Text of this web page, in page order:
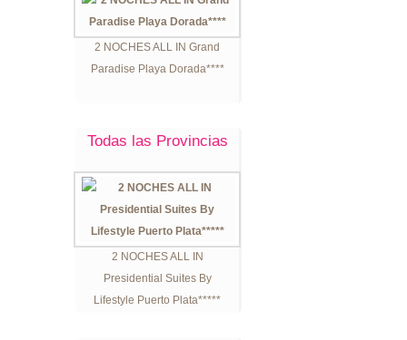
2 NOCHES ALL IN Grand
Paradise Playa Dorada****
Todas las Provincias
2 NOCHES ALL IN
Presidential Suites By
Lifestyle Puerto Plata*****